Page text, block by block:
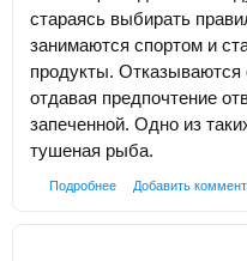
стараясь выбирать
занимаются спортом и
продукты.
отдавая предпочтение
запеченной. Одно из
тушеная рыба.
Подробнее Добавить